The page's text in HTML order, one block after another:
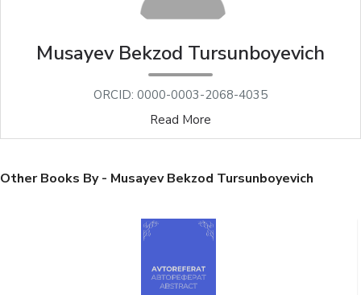
Musayev Bekzod Tursunboyevich
ORCID: 0000-0003-2068-4035
Read More
Other Books By - Musayev Bekzod Tursunboyevich